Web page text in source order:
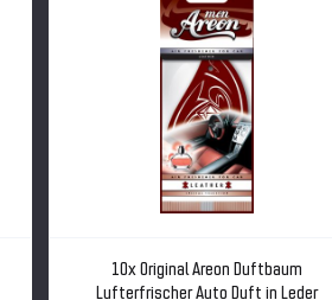
10x Original Areon Duftbaum
Lufterfrischer Auto Duft in Leder